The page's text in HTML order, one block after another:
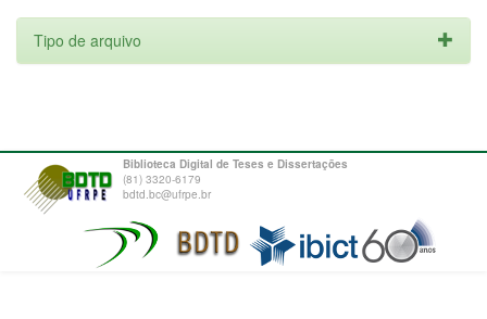
Tipo de arquivo
Biblioteca Digital de Teses e Dissertações
(81) 3320-6179
bdtd.bc@ufrpe.br